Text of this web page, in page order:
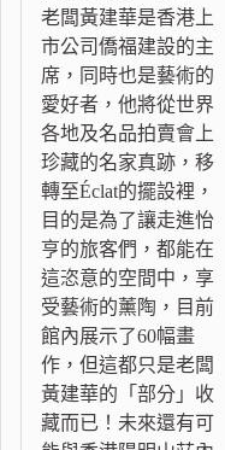
老闆黃建華是香港上
市公司僑福建設的主
席，同時也是藝術的
愛好者，他將從世界
各地及名品拍賣會上
珍藏的名家真跡，移
轉至Éclat的擺設裡，
目的是為了讓走進怡
亨的旅客們，都能在
這恣意的空間中，享
受藝術的薰陶，目前
館內展示了60幅畫
作，但這都只是老闆
黃建華的「部分」收
藏而已！未來還有可